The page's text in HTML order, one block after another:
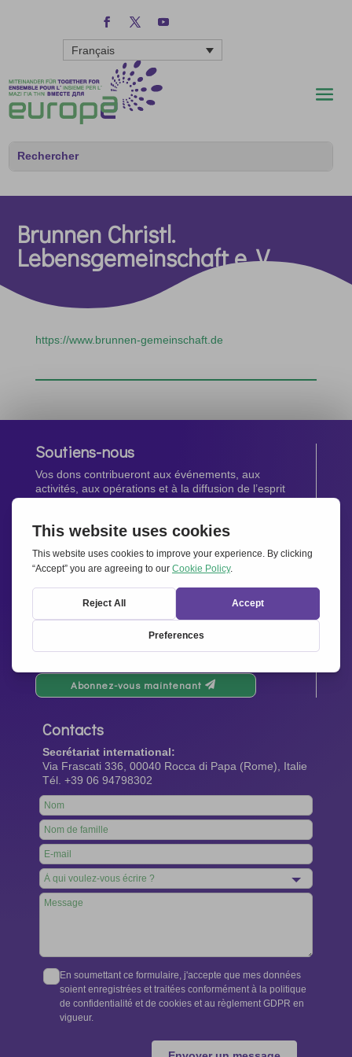
Français
Brunnen Christl.
Lebensgemeinschaft e. V.
https://www.brunnen-gemeinschaft.de
Soutiens-nous
Vos dons contribueront aux événements, aux
activités, aux opérations et à la diffusion de l’esprit
Newsletter
Abonnez-vous maintenant
Contacts
Secrétariat international:
Via Frascati 336, 00040 Rocca di Papa (Rome), Italie
Tél. +39 06 94798302
Leave
this
field
blank
En soumettant ce formulaire, j'accepte que mes données
soient enregistrées et traitées conformément à la politique
de confidentialité et de cookies et au règlement GDPR en
vigueur.